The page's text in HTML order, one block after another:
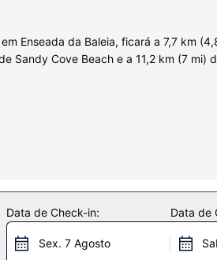
Enseada da Baleia, ficará a 7,7 km
Sandy Cove Beach e a 11,2 km (7 mi)
Ao final do dia, assista a uma
Check-in rápido, registo de saída
Data de Check-in:
Sex. 7 Agosto
Data de